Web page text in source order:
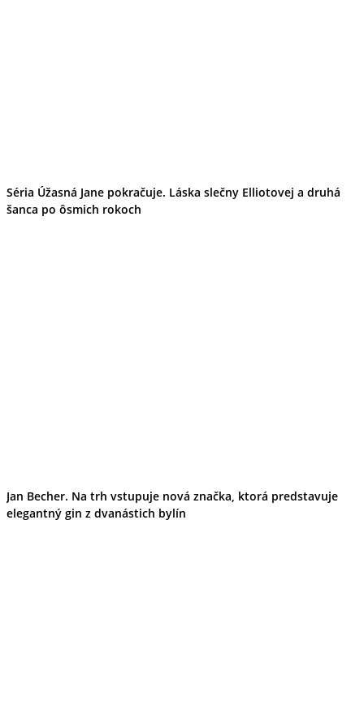
Školstvo
Ekonomika obchod a doprava
Séria Úžasná Jane pokračuje. Láska slečny Elliotovej a druhá
šanca po ôsmich rokoch
Jan Becher. Na trh vstupuje nová značka, ktorá predstavuje
elegantný gin z dvanástich bylín